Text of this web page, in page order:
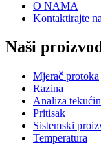
O NAMA
Kontaktirajte
Naši
Mjerač protoka
Razina
Analiza
Pritisak
Sistemski
Temperatura